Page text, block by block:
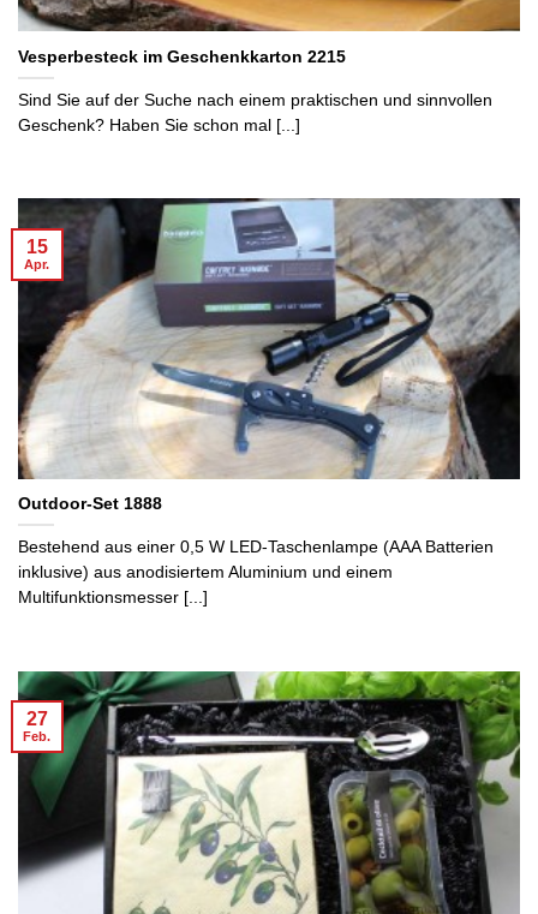
Vesperbesteck im Geschenkkarton 2215
Sind Sie auf der Suche nach einem praktischen und sinnvollen
Geschenk? Haben Sie schon mal [...]
Outdoor-Set 1888
Bestehend aus einer 0,5 W LED-Taschenlampe (AAA Batterien
inklusive) aus anodisiertem Aluminium und einem
Multifunktionsmesser [...]
15
Apr.
27
Feb.